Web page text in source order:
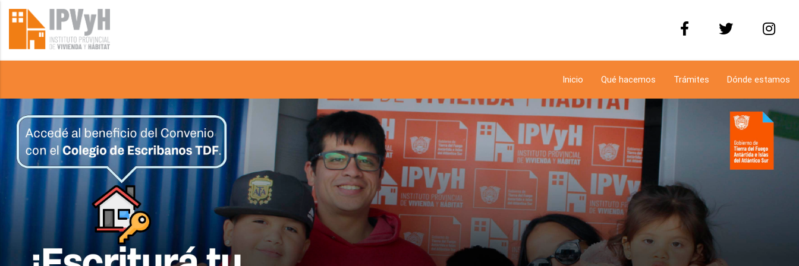
Inicio Qué hacemos Trámites Dónde estamos